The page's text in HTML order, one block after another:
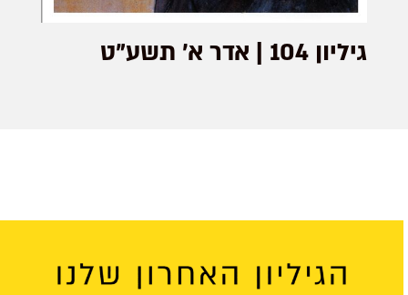
גיליון 104 | אדר א׳ תשע"ט